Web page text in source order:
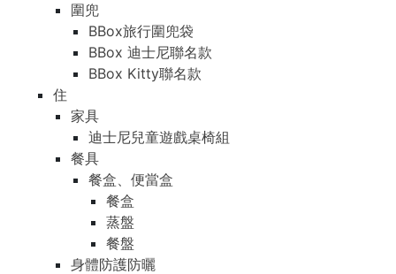
圍兜
BBox旅行圍兜袋
BBox 迪士尼聯名款
BBox Kitty聯名款
住
家具
迪士尼兒童遊戲桌椅組
餐具
餐盒、便當盒
餐盒
蒸盤
餐盤
身體防護防曬